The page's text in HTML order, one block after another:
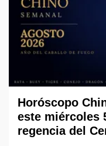
Horóscopo
este miércoles
regencia del